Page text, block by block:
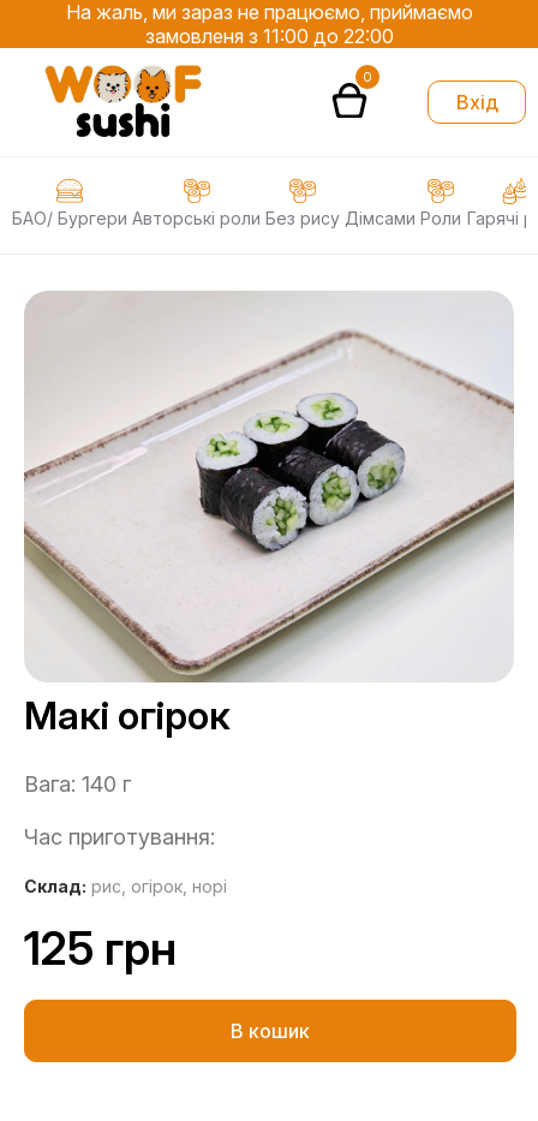
На жаль, ми зараз не працюємо, приймаємо
замовленя з 11:00 до 22:00
0
Вхід
БАО/ Бургери Авторські роли Без рису Дімсами Роли Гарячі
Макі огірок
Вага: 140 г
Час приготування:
Склад: рис, огірок, норі
125 грн
В кошик